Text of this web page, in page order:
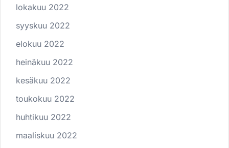
lokakuu 2022
syyskuu 2022
elokuu 2022
heinäkuu 2022
kesäkuu 2022
toukokuu 2022
huhtikuu 2022
maaliskuu 2022